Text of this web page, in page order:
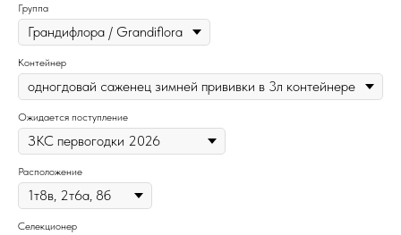
Группа
Контейнер
Ожидается поступление
Расположение
Селекционер